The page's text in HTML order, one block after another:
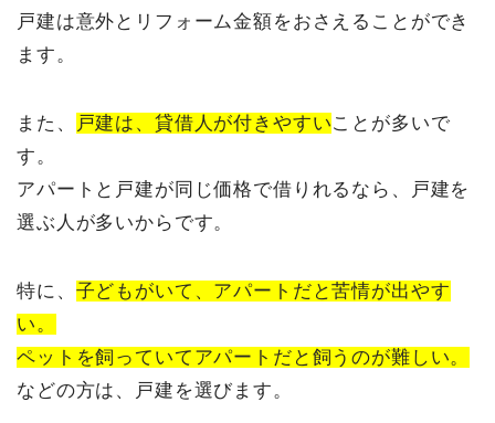
戸建は意外とリフォーム金額をおさえることができ
ます。
また、 戸建は、貸借人が付きやすいことが多いで
す。
アパートと戸建が同じ価格で借りれるなら、戸建を
選ぶ人が多いからです。
特に、 子どもがいて、アパートだと苦情が出やす
い。
ペットを飼っていてアパートだと飼うのが難しい。
などの方は、戸建を選びます。